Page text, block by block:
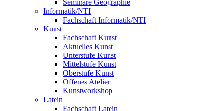
Seminare Geographie
Informatik/NTI
Fachschaft Informatik/NTI
Kunst
Fachschaft Kunst
Aktuelles Kunst
Unterstufe Kunst
Mittelstufe Kunst
Oberstufe Kunst
Offenes Atelier
Kunstworkshop
Latein
Fachschaft Latein